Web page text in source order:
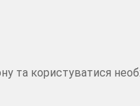
та користуватися